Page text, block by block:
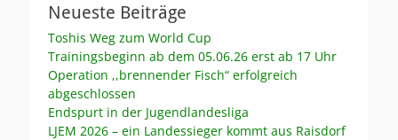
Neueste Beiträge
Toshis Weg zum World Cup
Trainingsbeginn ab dem 05.06.26 erst ab 17 Uhr
Operation ,,brennender Fisch“ erfolgreich
abgeschlossen
Endspurt in der Jugendlandesliga
LJEM 2026 – ein Landessieger kommt aus Raisdorf